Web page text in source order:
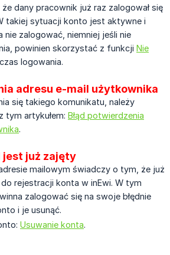
dany pracownik już raz zalogował się
takiej sytuacji konto jest aktywne i
nie zalogować, niemniej jeśli nie
powinien skorzystać z funkcji Nie
logowania.
adresu e-mail użytkownika
się takiego komunikatu, należy
tym artykułem: Błąd potwierdzenia
.
jest już zajęty
mailowym świadczy o tym, że już
rejestracji konta w inEwi. W tym
zalogować się na swoje błędnie
i je usunąć.
Usuwanie konta.